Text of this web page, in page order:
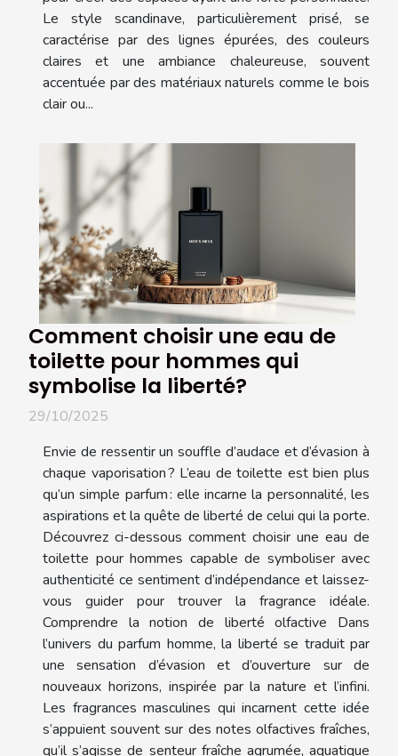
Le style scandinave, particulièrement prisé, se
caractérise par des lignes épurées, des couleurs
claires et une ambiance chaleureuse, souvent
accentuée par des matériaux naturels comme le bois
clair ou...
Comment choisir une eau de
toilette pour hommes qui
symbolise la liberté?
29/10/2025
Envie de ressentir un souffle d’audace et d’évasion à
chaque vaporisation ? L’eau de toilette est bien plus
qu’un simple parfum : elle incarne la personnalité, les
aspirations et la quête de liberté de celui qui la porte.
Découvrez ci-dessous comment choisir une eau de
toilette pour hommes capable de symboliser avec
authenticité ce sentiment d’indépendance et laissez-
vous guider pour trouver la fragrance idéale.
Comprendre la notion de liberté olfactive Dans
l’univers du parfum homme, la liberté se traduit par
une sensation d’évasion et d’ouverture sur de
nouveaux horizons, inspirée par la nature et l’infini.
Les fragrances masculines qui incarnent cette idée
s’appuient souvent sur des notes olfactives fraîches,
qu’il s’agisse de senteur fraîche agrumée, aquatique